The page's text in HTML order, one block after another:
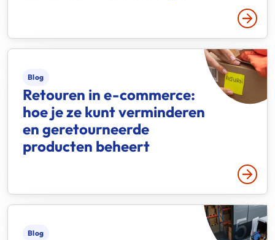
Lees
Blog
Retouren in e-commerce:
hoe je ze kunt verminderen
en geretourneerde
producten beheert
Lees
Blog